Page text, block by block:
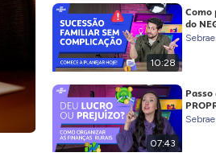
10:28
Como
do
07:43
Passo